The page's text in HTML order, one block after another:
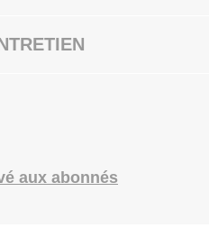
aux abonnés